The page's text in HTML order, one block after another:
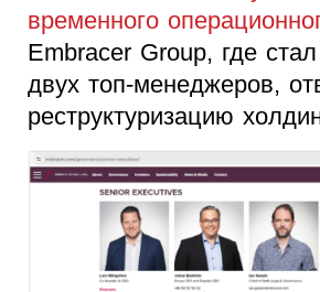
временного
Embracer Group, где
двух топ-менеджеров,
реструктуризацию